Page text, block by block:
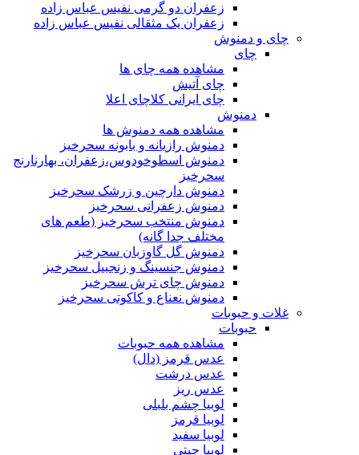
زعفران دو گرمی نفیس عباس زاده
زعفران یک مثقالی نفیس عباس زاده
چای و دمنوش
چای
مشاهده همه چای ها
چای آتیش
چای ایرانی کلاچای اعلا
دمنوش
مشاهده همه دمنوش ها
دمنوش رازیانه و بابونه سحرخیز
دمنوش اسطوخودوس،زعفران، بهارنارنج
سحرخیز
دمنوش دارچین و زرشک سحرخیز
دمنوش زعفرانی سحرخیز
دمنوش منتخب سحرخیز (طعم های
مختلف جدا گانه)
دمنوش گل گاوزبان سحرخیز
دمنوش جنسینگ و زنجبیل سحرخیز
دمنوش چای ترش سحرخیز
دمنوش نعناع و کاکوتی سحرخیز
غلات و حبوبات
حبوبات
مشاهده همه حبوبات
عدس قرمز (دال)
عدس درشت
عدس ریز
لوبیا چشم بلبلی
لوبیا قرمز
لوبیا سفید
لوبیا چیتی